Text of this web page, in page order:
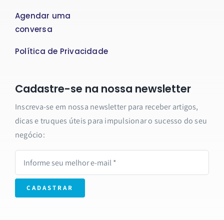
Agendar uma
conversa
Política de Privacidade
Cadastre-se na nossa newsletter
Inscreva-se em nossa newsletter para receber artigos,
dicas e truques úteis para impulsionar o sucesso do seu
negócio:
CADASTRAR